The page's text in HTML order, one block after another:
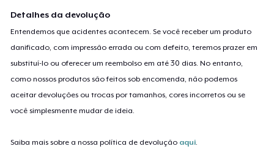
Detalhes da devolução
Entendemos que acidentes acontecem. Se você receber um produto
danificado, com impressão errada ou com defeito, teremos prazer em
substituí-lo ou oferecer um reembolso em até 30 dias. No entanto,
como nossos produtos são feitos sob encomenda, não podemos
aceitar devoluções ou trocas por tamanhos, cores incorretos ou se
você simplesmente mudar de ideia.
Saiba mais sobre a nossa política de devolução aqui.